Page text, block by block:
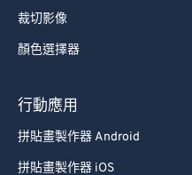
裁切影像
顏色選擇器
行動應用
拼貼畫製作器 Android
拼貼畫製作器 iOS